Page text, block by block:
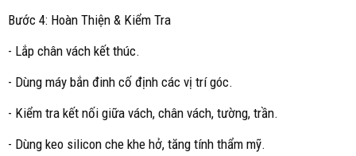
Bước 4: Hoàn Thiện & Kiểm Tra
- Lắp chân vách kết thúc.
- Dùng máy bắn đinh cố định các vị trí góc.
- Kiểm tra kết nối giữa vách, chân vách, tường, trần.
- Dùng keo silicon che khe hở, tăng tính thẩm mỹ.